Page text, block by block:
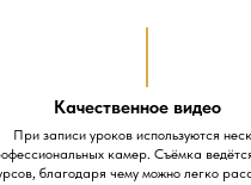
При записи уроков используются
камер. Съёмка
благодаря чему можно легко
Качественное видео